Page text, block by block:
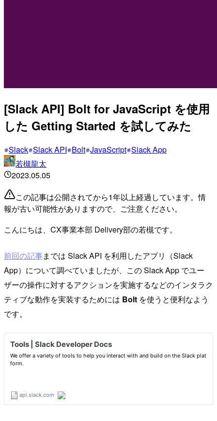
[Slack API] Bolt for JavaScript を使用
した Getting Started を試してみた
Slack Slack API Bolt JavaScript Slack App
若槻龍太
2023.05.05
この記事は公開されてから1年以上経過しています。情
報が古い可能性がありますので、ご注意ください。
こんにちは、CX事業本部 Delivery部の若槻です。
前回の記事までは Slack API を利用したアプリ（Slack
App）について調べていましたが、この Slack App でユー
ザーの操作に対するアクションを実施するなどのインタラク
ティブな動作を実装するためには Bolt を使うと便利なよう
です。